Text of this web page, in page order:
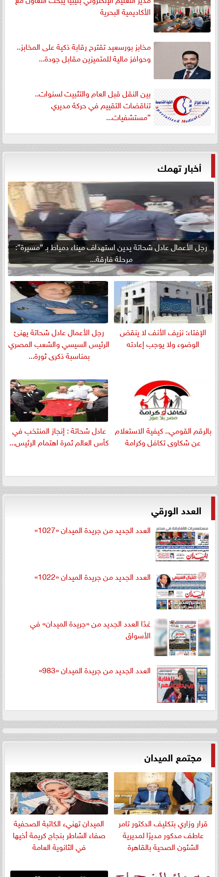
الأكاديمية البحرية
مخابز بورسعيد تقترح رقابة ذكية على المخابز..
وحوافز مالية للمتميزين مقابل جودة...
بين النقل قبل العام والتثبيت لسنوات..
تناقضات التقييم في حركة مديري
”مستشفيات...
أخبار تهمك
رجل الأعمال عادل شحاتة يدين استهداف ميناء دمياط بـ ”مسيرة”:
مرحلة فارقة...
الإفتاء: نزيف الأنف لا ينقض
الوضوء ولا يوجب إعادته
رجل الأعمال عادل شحاتة يهنئ
الرئيس السيسي والشعب المصري
بمناسبة ذكرى ثورة...
بالرقم القومي.. كيفية الاستعلام
عن شكاوى تكافل وكرامة
عادل شحاتة : إنجاز المنتخب في
كأس العالم ثمرة اهتمام الرئيس...
العدد الورقي
العدد الجديد من جريدة الميدان «1027»
العدد الجديد من جريدة الميدان «1022»
غدًا العدد الجديد من «جريدة الميدان» في
الأسواق
العدد الجديد من جريدة الميدان «983»
مجتمع الميدان
قرار وزاري بتكليف الدكتور تامر
عاطف مدكور مديرًا لمديرية
الشئون الصحية بالقاهرة
الميدان تهنيء الكاتبة الصحفية
صفاء الشاطر بنجاج كريمة أخيها
في الثانوية العامة